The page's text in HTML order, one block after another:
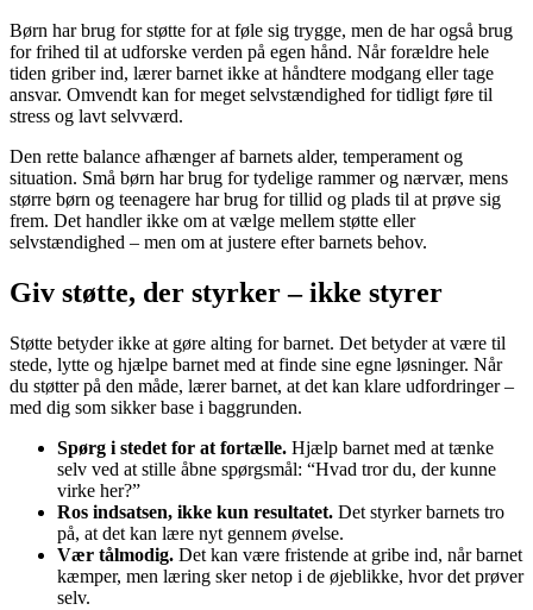
Børn har brug for støtte for at føle sig trygge, men de har også brug
for frihed til at udforske verden på egen hånd. Når forældre hele
tiden griber ind, lærer barnet ikke at håndtere modgang eller tage
ansvar. Omvendt kan for meget selvstændighed for tidligt føre til
stress og lavt selvværd.
Den rette balance afhænger af barnets alder, temperament og
situation. Små børn har brug for tydelige rammer og nærvær, mens
større børn og teenagere har brug for tillid og plads til at prøve sig
frem. Det handler ikke om at vælge mellem støtte eller
selvstændighed – men om at justere efter barnets behov.
Giv støtte, der styrker – ikke styrer
Støtte betyder ikke at gøre alting for barnet. Det betyder at være til
stede, lytte og hjælpe barnet med at finde sine egne løsninger. Når
du støtter på den måde, lærer barnet, at det kan klare udfordringer –
med dig som sikker base i baggrunden.
Spørg i stedet for at fortælle. Hjælp barnet med at tænke
selv ved at stille åbne spørgsmål: “Hvad tror du, der kunne
virke her?”
Ros indsatsen, ikke kun resultatet. Det styrker barnets tro
på, at det kan lære nyt gennem øvelse.
Vær tålmodig. Det kan være fristende at gribe ind, når barnet
kæmper, men læring sker netop i de øjeblikke, hvor det prøver
selv.